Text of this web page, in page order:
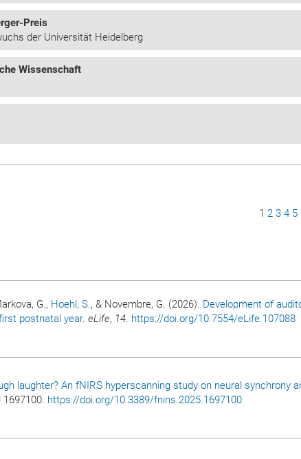
Preis
der Universität Heidelberg
Wissenschaft
Seite
1 Seite
2 Seite
3 4 5
G., Hoehl, S., & Novembre, G. (2026). Development of
postnatal year. eLife, 14. https://doi.org/10.7554/eLife.107088
laughter? An fNIRS hyperscanning study on neural synchrony
1697100. https://doi.org/10.3389/fnins.2025.1697100